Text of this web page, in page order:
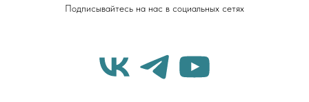
Подписывайтесь на нас в социальных сетях